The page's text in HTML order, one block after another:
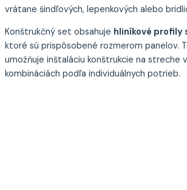
vrátane šindľových, lepenkových alebo
Konštrukčný set obsahuje hliníkové profily
ktoré sú prispôsobené rozmerom panelov.
umožňuje inštaláciu konštrukcie na streche
kombináciách podľa individuálnych potrieb.